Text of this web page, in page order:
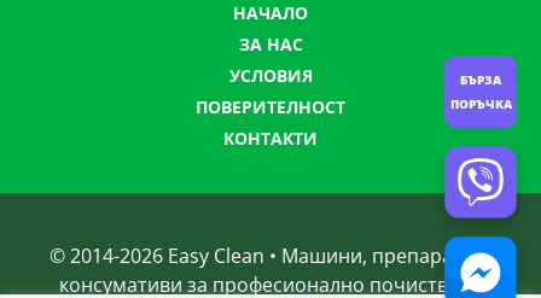
НАЧАЛО
ЗА НАС
УСЛОВИЯ
ПОВЕРИТЕЛНОСТ
КОНТАКТИ
© 2014-2026 Easy Clean • Машини, препарати и
консумативи за професионално почистване
БЪРЗА
ПОРЪЧКА